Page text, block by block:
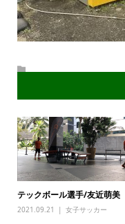
テックボール選手/友近萌美
2021.09.21 女子サッカー